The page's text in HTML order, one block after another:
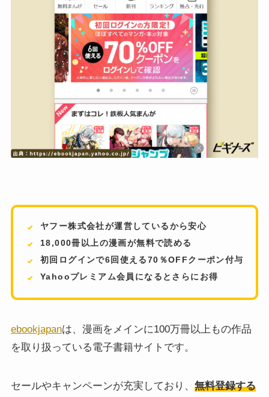
ヤフー株式会社が運営しているから安心
18,000冊以上の漫画が無料で読める
初回ログインで6回使える70％OFFクーポン付与
Yahooプレミアム会員になるとさらにお得
ebookjapanは、漫画をメインに100万冊以上もの作品
を取り扱っている電子書籍サイトです。
セールやキャンペーンが充実しており、 無料登録する